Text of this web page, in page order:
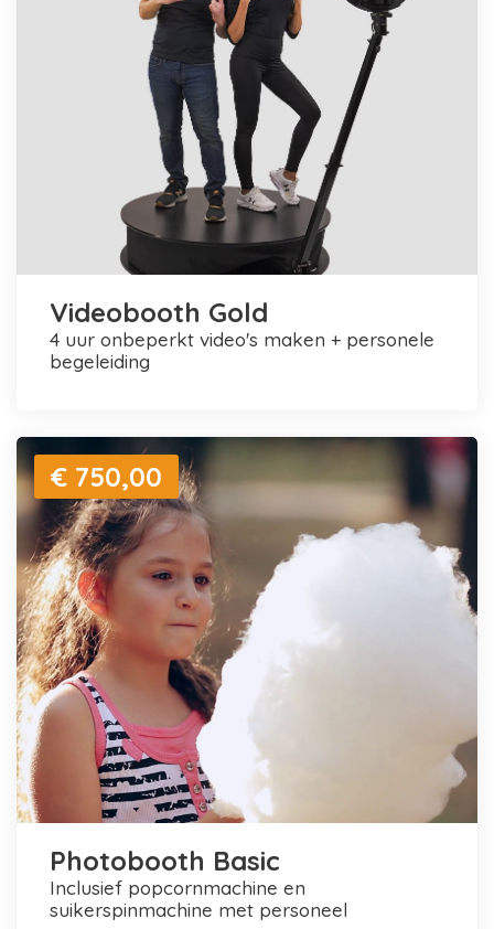
Videobooth Gold
4 uur onbeperkt video's maken + personele
begeleiding
€ 750,00
Photobooth Basic
inclusief popcornmachine en
suikerspinmachine met personeel